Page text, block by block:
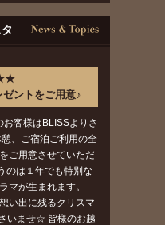
ントをご用意♪
客様はBLISSよりさ
、ご宿泊ご利用の全
ご用意させていただ
のは１年でも特別な
マが生まれます。
い出に残るクリスマ
いませ☆ 皆様のお越